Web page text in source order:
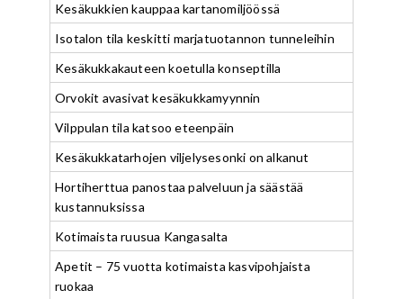
Kesäkukkien kauppaa kartanomiljöössä
Isotalon tila keskitti marjatuotannon tunneleihin
Kesäkukkakauteen koetulla konseptilla
Orvokit avasivat kesäkukkamyynnin
Vilppulan tila katsoo eteenpäin
Kesäkukkatarhojen viljelysesonki on alkanut
Hortiherttua panostaa palveluun ja säästää
kustannuksissa
Kotimaista ruusua Kangasalta
Apetit – 75 vuotta kotimaista kasvipohjaista
ruokaa